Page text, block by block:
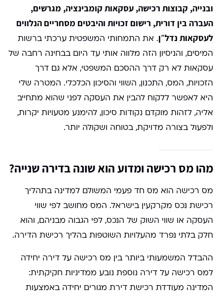
ובנייה, קבוצות רכישה, עסקאות קומבינציה, מגרשים,
העברה בין דורית, רישום זכויות והיבטים מסחריים הנלווים
לעסקאות נדל״ן. את התמחותי המשפטית ערכתי ברשות
המיסים, והניסיון הזה מלווה אותי עד היום בבחינה רחבה של
עסקאות לא רק דרך ההסכם המשפטי, אלא גם דרך
הזכויות, המס, התכנון, השווי והסיכון הכלכלי. המטרה שלי
היא לאפשר ללקוח להבין את העסקה לפני שהוא מתחייב
אליה, לזהות מוקדם נקודות סיכון, להימנע מטעויות יקרות,
ולפעול בצורה מדויקת, בטוחה ושקולה יותר.
מהו מס רכישה ומדוע הוא שונה בדירה שנייה?
מס רכישה הוא מס חד פעמי המשולם למדינה בתהליך
רכישת נכס מקרקעין בישראל. המס מחושב לפי שווי
העסקה או שווי השוק של הנכס, לפי הגבוה מבניהם, והוא
חלק בלתי נפרד מהעלויות השוטפות בהליך רכישת הדירה.
ההבדל המשמעותי ביותר בין מס רכישה על דירה יחידה
למס רכישה על דירה נוספת נובע ממדיניות חקיקתית:
המדינה מעודדת רכישת דירת מגורים יחידה באמצעות